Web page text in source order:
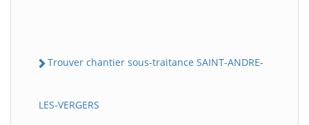
Trouver chantier sous-traitance SAINT-ANDRE-
LES-VERGERS